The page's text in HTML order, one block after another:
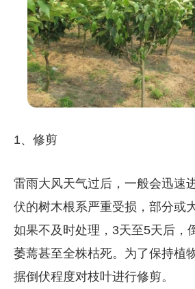
1、修剪
雷雨大风天气过后，一般会迅速
伏的树木根系严重受损，部分或
如果不及时处理，3天至5天后，
萎蔫甚至全株枯死。为了保持植
据倒伏程度对枝叶进行修剪。